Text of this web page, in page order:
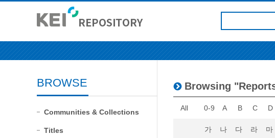
BROWSE
Communities & Collections
Titles
Browsing
All 0-9 A B C D
가 나 다 라 마